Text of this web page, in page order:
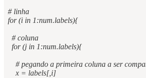
# linha
for (i in 1:num.labels){
# coluna
for (j in 1:num.labels){
# pegando a primeira coluna a ser
x = labels[,i]